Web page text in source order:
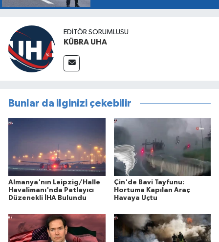
EDİTÖR SORUMLUSU
KÜBRA UHA
Bunlar da ilginizi çekebilir
Almanya'nın Leipzig/Halle
Havalimanı'nda Patlayıcı
Düzenekli İHA Bulundu
Çin'de Bavi Tayfunu:
Hortuma Kapılan Araç
Havaya Uçtu